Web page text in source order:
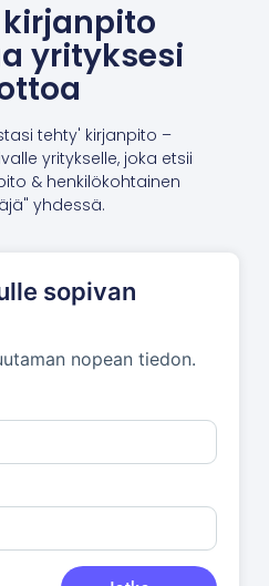
yrityksesi
tehty' kirjanpito –
yritykselle, joka etsii
& henkilökohtainen
yhdessä.
sopivan
nopean tiedon.